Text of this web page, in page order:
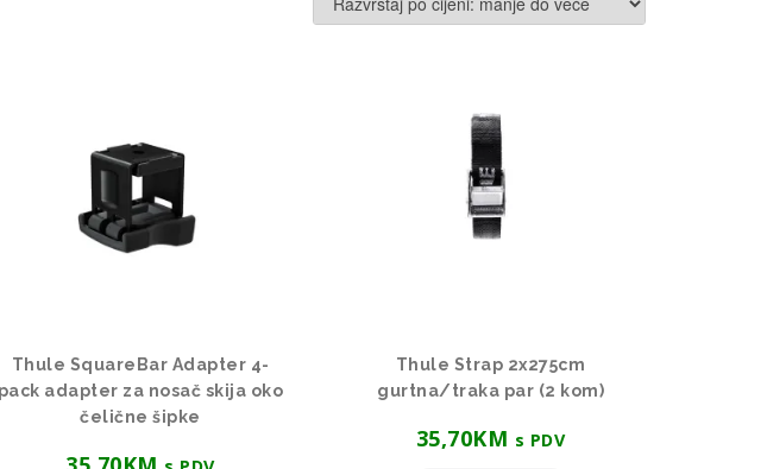
Thule SquareBar Adapter 4-
pack adapter za nosač skija oko
čelične šipke
Thule Strap 2x275cm
gurtna/traka par (2 kom)
35,70KM s PDV